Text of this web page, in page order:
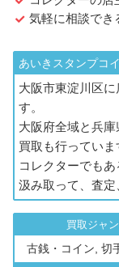
気軽に相談でき
あいきスタンプコ
大阪市東淀川区
す。
大阪府全域と兵
買取も行っていま
コレクターでも
汲み取って、査定
買取ジャ
古銭・コイン, 切